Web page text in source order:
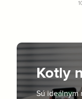
Kotly
Sú ideálnym